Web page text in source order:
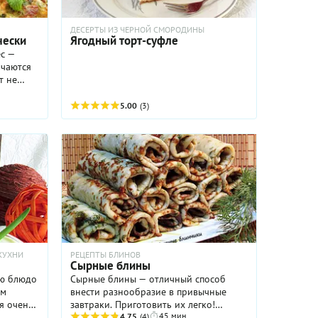
—
не
в
Все
с
ДЕСЕРТЫ ИЗ ЧЕРНОЙ СМОРОДИНЫ
Ягодный торт-суфле
5.00 (3)
блюдо
очень
РЕЦЕПТЫ БЛИНОВ
Сырные блины
Сырные блины — отличный способ
внести разнообразие в привычные
завтраки. Приготовить их легко!
45 мин